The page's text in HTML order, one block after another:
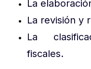
La
La revisión y
La
fiscales.